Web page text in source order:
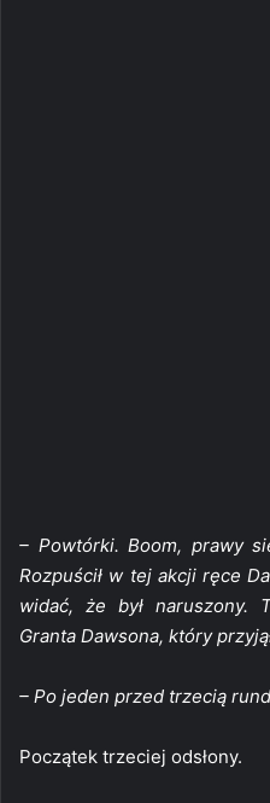
– Powtórki. Boom, prawy
Rozpuścił w tej akcji ręce
widać, że był naruszony.
Granta Dawsona, który
– Po jeden przed trzecią
Początek trzeciej odsłony.